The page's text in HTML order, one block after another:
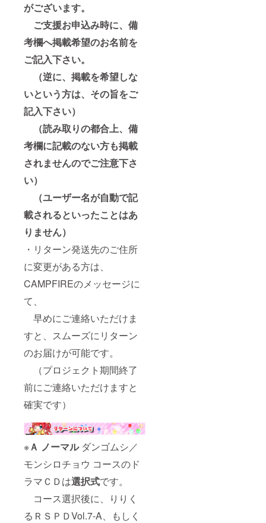
がございます。
ご支援お申込み時に、備
考欄へ掲載希望のお名前を
ご記入下さい。
（逆に、掲載を希望しな
いという方は、その旨をご
記入下さい）
（読み取りの都合上、備
考欄に記載のない方も掲載
されませんのでご注意下さ
い）
（ユーザー名が自動で記
載されるといったことはあ
りません）
・リターン発送先のご住所
に変更がある方は、
CAMPFIREのメッセージに
て、
早めにご連絡いただけま
すと、スムーズにリターン
のお届けが可能です。
（プロジェクト期間終了
前にご連絡いただけますと
確実です）
※Ａ ノーマルダンゴムシ／
モンシロチョウ コースのド
ラマＣＤは選択式です。
コース選択後に、りりく
るＲＳＰＤVol.7-A、もしく